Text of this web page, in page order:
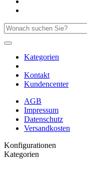
Kategorien
Kontakt
Kundencenter
AGB
Impressum
Datenschutz
Versandkosten
Konfigurationen
Kategorien